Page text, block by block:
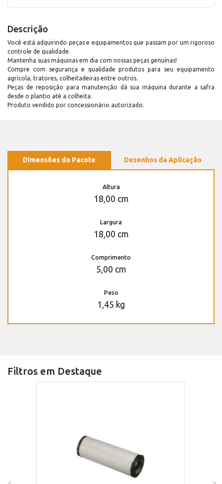
Descrição
Você está adquirindo peças e equipamentos que passam por um rigoroso
controle de qualidade.
Mantenha suas máquinas em dia com nossas peças genuínas!
Compre com segurança e qualidade produtos para seu equipamento
agrícola, tratores, colheitadeiras entre outros.
Peças de reposição para manutenção dá sua máquina durante a safra
desde o plantio até a colheita.
Produto vendido por concessionário autorizado.
Dimensões do Pacote Desenhos da Aplicação
Altura
18,00 cm
Largura
18,00 cm
Comprimento
5,00 cm
Peso
1,45 kg
Filtros em Destaque